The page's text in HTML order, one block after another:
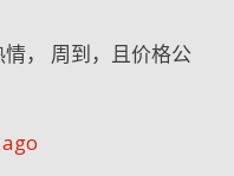
， 周到，且价格公